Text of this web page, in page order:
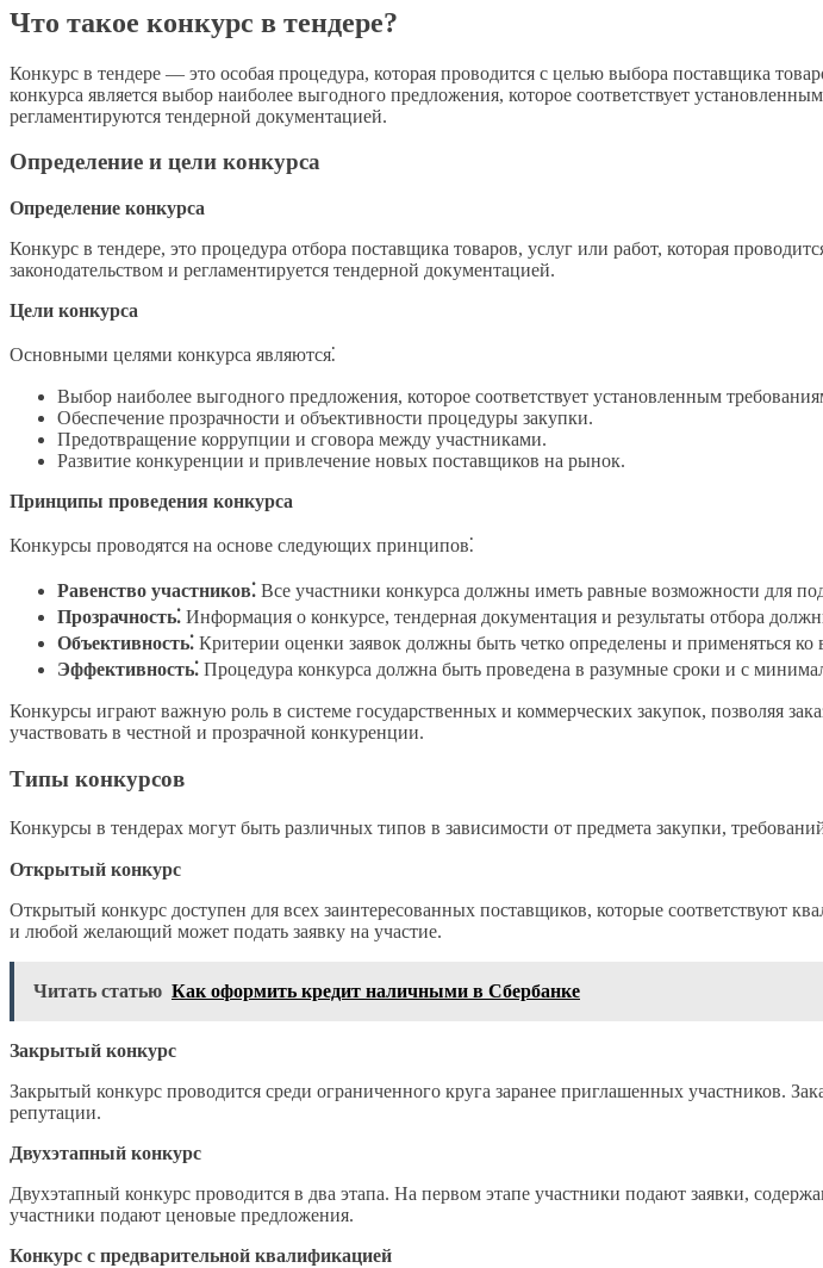
Что такое конкурс в тендере?
Конкурс в тендере — это особая процедура, которая проводится с целью выбора поставщика
конкурса является выбор наиболее выгодного предложения, которое соответствует
регламентируются тендерной документацией.
Определение и цели конкурса
Определение конкурса
Конкурс в тендере, это процедура отбора поставщика товаров, услуг или работ, которая
законодательством и регламентируется тендерной документацией.
Цели конкурса
Основными целями конкурса являются⁚
Выбор наиболее выгодного предложения, которое соответствует установленным
Обеспечение прозрачности и объективности процедуры закупки.
Предотвращение коррупции и сговора между участниками.
Развитие конкуренции и привлечение новых поставщиков на рынок.
Принципы проведения конкурса
Конкурсы проводятся на основе следующих принципов⁚
Равенство участников⁚ Все участники конкурса должны иметь равные возможности для
Прозрачность⁚ Информация о конкурсе, тендерная документация и результаты отбора
Объективность⁚ Критерии оценки заявок должны быть четко определены и применяться ко
Эффективность⁚ Процедура конкурса должна быть проведена в разумные сроки и с
Конкурсы играют важную роль в системе государственных и коммерческих закупок, позволяя
участвовать в честной и прозрачной конкуренции.
Типы конкурсов
Конкурсы в тендерах могут быть различных типов в зависимости от предмета закупки,
Открытый конкурс
Открытый конкурс доступен для всех заинтересованных поставщиков, которые соответствуют
и любой желающий может подать заявку на участие.
Читать статью Как оформить кредит наличными в Сбербанке
Закрытый конкурс
Закрытый конкурс проводится среди ограниченного круга заранее приглашенных участников.
репутации.
Двухэтапный конкурс
Двухэтапный конкурс проводится в два этапа. На первом этапе участники подают заявки,
участники подают ценовые предложения.
Конкурс с предварительной квалификацией